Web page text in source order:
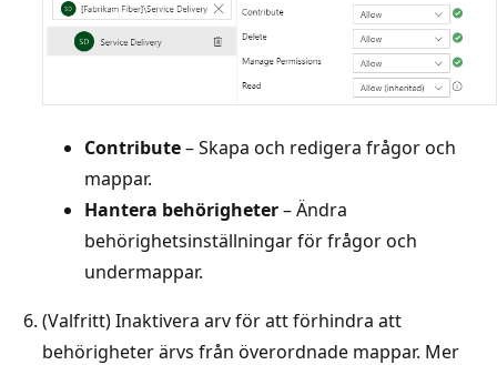
Contribute– Skapa och redigera frågor och
mappar.
Hantera behörigheter– Ändra
behörighetsinställningar för frågor och
undermappar.
(Valfritt) Inaktivera arv för att förhindra att
behörigheter ärvs från överordnade mappar. Mer